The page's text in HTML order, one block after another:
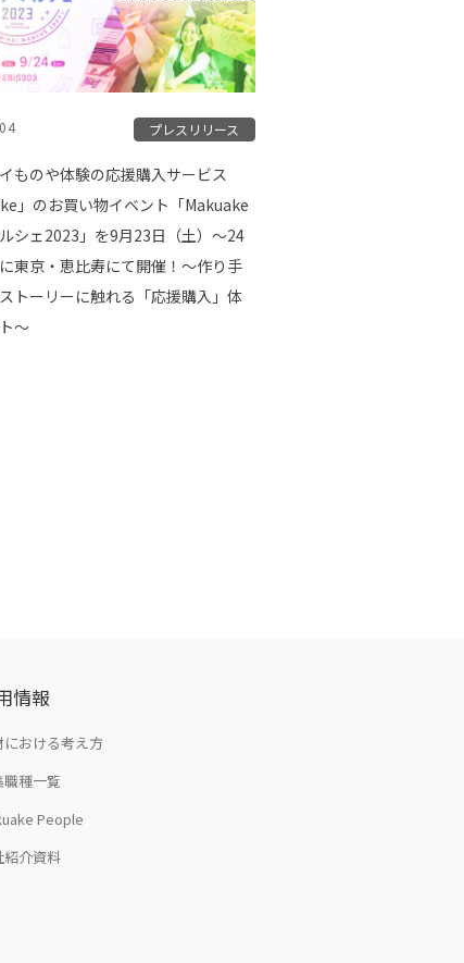
プレスリリース
ものや体験の応援購入サービス
」のお買い物イベント「Makuake
シェ2023」を9月23日（土）〜24
東京・恵比寿にて開催！〜作り手
トーリーに触れる「応援購入」体
〜
情報
における考え方
職種一覧
People
紹介資料